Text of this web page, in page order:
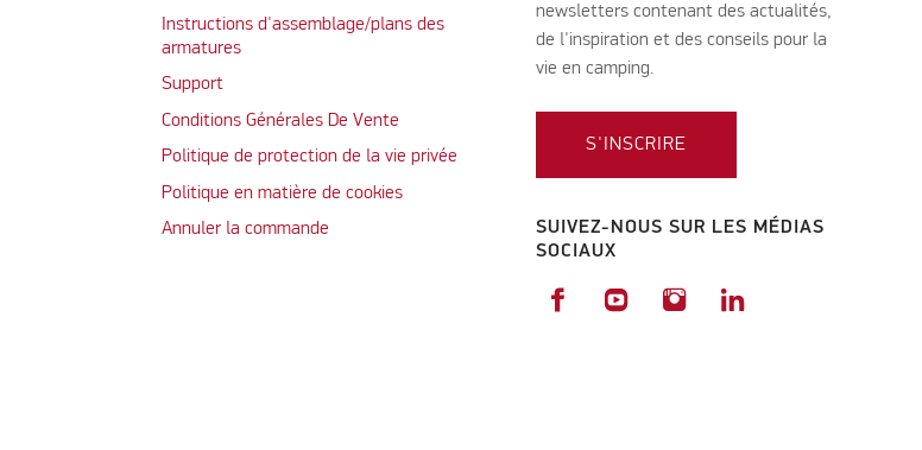
Instructions d'assemblage/plans des
armatures
Support
Conditions Générales De Vente
Politique de protection de la vie privée
Politique en matière de cookies
Annuler la commande
newsletters contenant des actualités,
de l'inspiration et des conseils pour la
vie en camping.
S'INSCRIRE
SUIVEZ-NOUS SUR LES MÉDIAS
SOCIAUX